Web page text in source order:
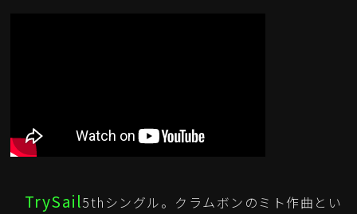
TrySail5thシングル。クラムボンのミト作曲とい